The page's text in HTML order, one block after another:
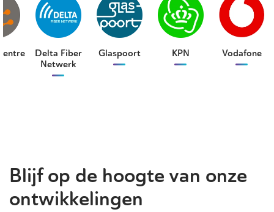
Delta Fiber
Netwerk
Glaspoort KPN Vodafone
Blijf op de hoogte van onze
ontwikkelingen